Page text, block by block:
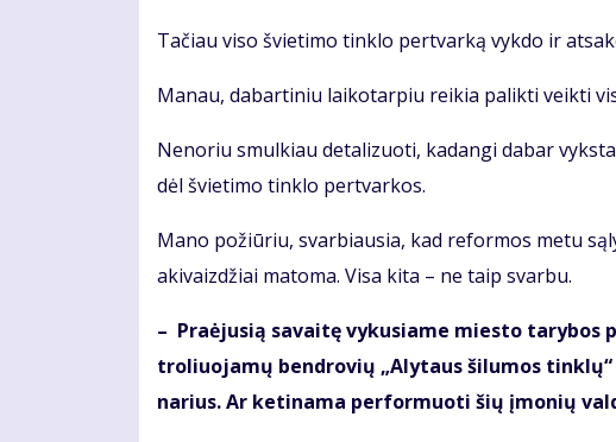
Tačiau viso švietimo tinklo pertvarką vykdo ir
Manau, dabartiniu laikotarpiu reikia palikti veikti
Nenoriu smulkiau detalizuoti, kadangi dabar
dėl švietimo tinklo pertvarkos.
Mano požiūriu, svarbiausia, kad reformos metu
akivaizdžiai matoma. Visa kita – ne taip svarbu.
– Pra­ėju­sią sa­vai­tę vy­ku­sia­me mies­to ta­ry­bos
tro­liuo­ja­mų ben­dro­vių „Aly­taus ši­lu­mos
na­rius. Ar ke­ti­na­ma per­for­muo­ti šių įmo­nių